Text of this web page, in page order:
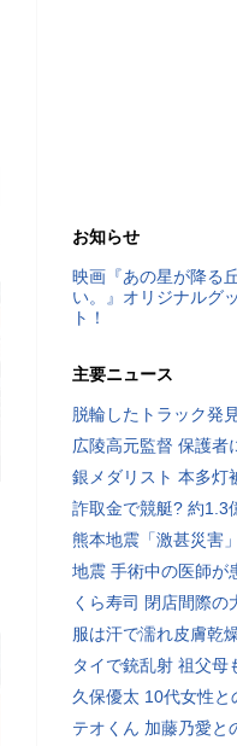
お知らせ
映画『あの星が降る
い。』オリジナルグ
ト！
主要ニュース
脱輪したトラック発
広陵高元監督 保護者
銀メダリスト 本多灯
詐取金で競艇? 約1.3
熊本地震「激甚災害
地震 手術中の医師が
くら寿司 閉店間際の
服は汗で濡れ皮膚乾
タイで銃乱射 祖父母
久保優太 10代女性と
テオくん 加藤乃愛と